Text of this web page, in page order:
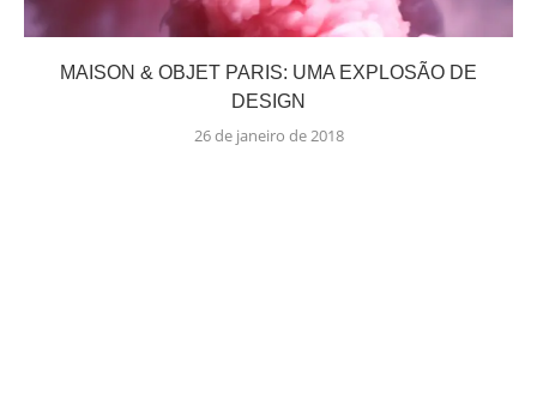
MAISON & OBJET PARIS: UMA EXPLOSÃO DE
DESIGN
26 de janeiro de 2018